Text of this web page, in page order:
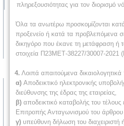
πληρεξουσιότητας για τον
Όλα τα ανωτέρω προσκομίζονται
προξενείο ή κατά τα προβλεπόμενα
δικηγόρο που έκανε τη μετάφραση ή
στοιχεία Π23ΜΕΤ-38227/30007-2021
4. Λοιπά απαιτούμενα
α) Αποδεικτικό ηλεκτρονικής
διεύθυνσης της έδρας της εταιρείας,
β) αποδεικτικό καταβολής του
Επιτροπής Ανταγωνισμού του
γ) υπεύθυνη δήλωση του